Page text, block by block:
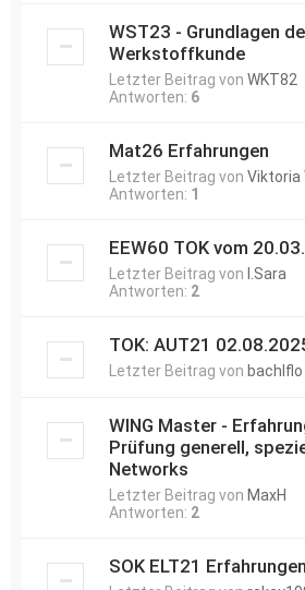
WST23 - Grundlagen
Werkstoffkunde
Letzter Beitrag von WKT82
Antworten: 6
Mat26 Erfahrungen
Letzter Beitrag von Viktoria
Antworten: 1
EEW60 TOK vom
Letzter Beitrag von l.Sara
Antworten: 2
TOK: AUT21
Letzter Beitrag von bachlflo
WING Master -
Prüfung generell,
Networks
Letzter Beitrag von MaxH
Antworten: 2
SOK ELT21 Erfahrungen